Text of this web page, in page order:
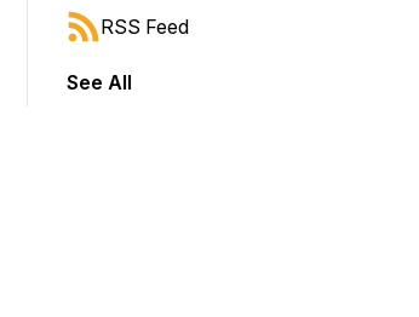
RSS Feed
See All